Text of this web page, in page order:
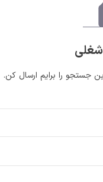
شغلی
جستجو را برایم ارسال کن.